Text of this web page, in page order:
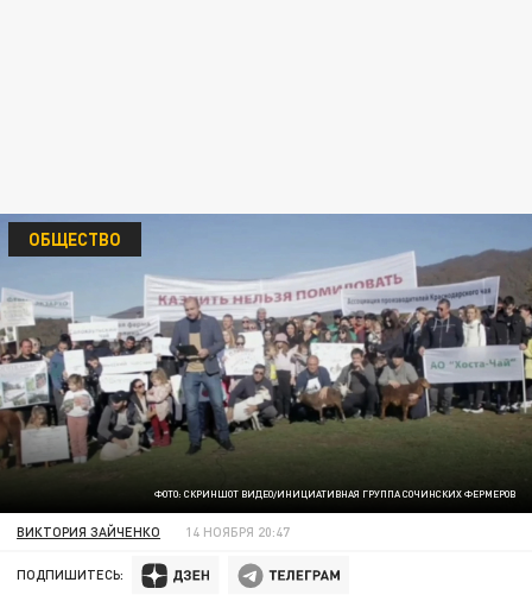
ФОТО: СКРИНШОТ ВИДЕО/ИНИЦИАТИВНАЯ ГРУППА СОЧИНСКИХ ФЕРМЕРОВ
ОБЩЕСТВО
ВИКТОРИЯ ЗАЙЧЕНКО 14 НОЯБРЯ 20:47
ПОДПИШИТЕСЬ: